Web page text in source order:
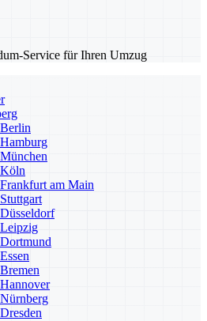
Service für Ihren Umzug
am Main